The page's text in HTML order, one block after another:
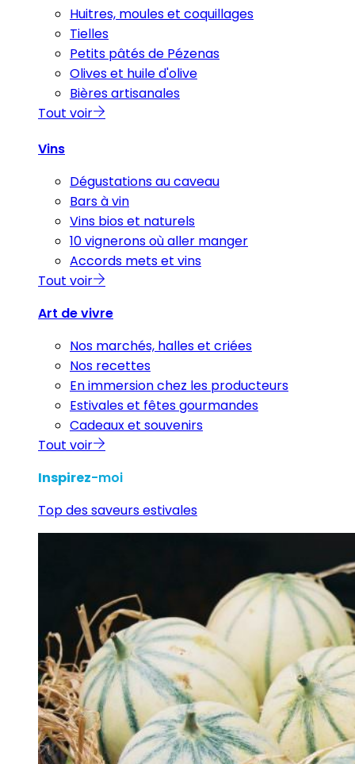
Huitres, moules et coquillages
Tielles
Petits pâtés de Pézenas
Olives et huile d'olive
Bières artisanales
Tout voir
Vins
Dégustations au caveau
Bars à vin
Vins bios et naturels
10 vignerons où aller manger
Accords mets et vins
Tout voir
Art de vivre
Nos marchés, halles et criées
Nos recettes
En immersion chez les producteurs
Estivales et fêtes gourmandes
Cadeaux et souvenirs
Tout voir
Inspirez-moi
Top des saveurs estivales